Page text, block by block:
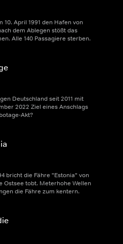
April 1991 den Hafen von
dem Ablegen stößt das
Alle 140 Passagiere sterben.
Deutschland seit 2011 mit
2022 Ziel eines Anschlags
Akt?
bricht die Fähre "Estonia" von
Ostsee tobt. Meterhohe Wellen
die Fähre zum kentern.